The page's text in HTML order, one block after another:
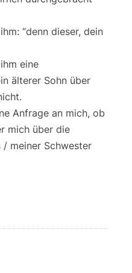
“denn dieser, dein
eine
älterer Sohn über
Anfrage an mich, ob
mich über die
/ meiner Schwester